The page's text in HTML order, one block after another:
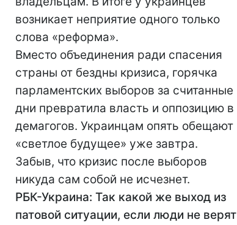
возникает неприятие одного только
слова «реформа».
Вместо объединения ради спасения
страны от бездны кризиса, горячка
парламентских выборов за считанные
дни превратила власть и оппозицию в
демагогов. Украинцам опять обещают
«светлое будущее» уже завтра.
Забыв, что кризис после выборов
никуда сам собой не исчезнет.
РБК-Украина: Так какой же выход из
патовой ситуации, если люди не верят